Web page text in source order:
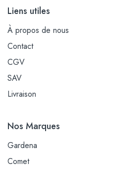
Liens utiles
À propos de nous
Contact
CGV
SAV
Livraison
Nos Marques
Gardena
Comet